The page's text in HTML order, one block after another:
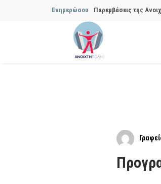
Ενημερώσου Παρεμβάσεις της
Συμβουλίου του Δήμου…
Παρεμβάσεις της
Θεσμική θωράκιση
Να αποκατασταθεί με